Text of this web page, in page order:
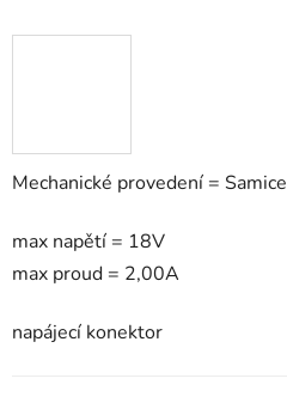
Mechanické provedení = Samice
max napětí = 18V
max proud = 2,00A
napájecí konektor